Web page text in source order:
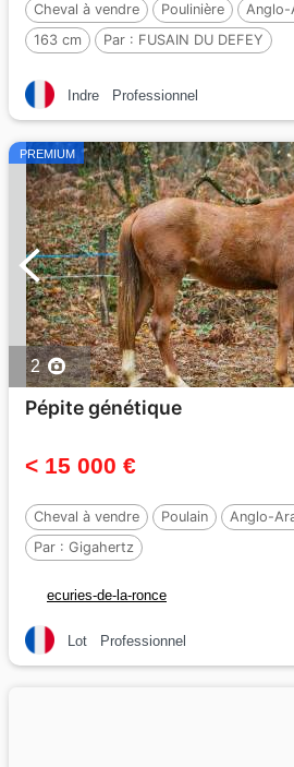
Cheval à vendre Poulinière Anglo-
163 cm
Par : FUSAIN DU DEFEY
Indre Professionnel
PREMIUM
2
Pépite génétique
< 15 000 €
Cheval à vendre Poulain Anglo-
Par : Gigahertz
ecuries-de-la-ronce
Lot Professionnel